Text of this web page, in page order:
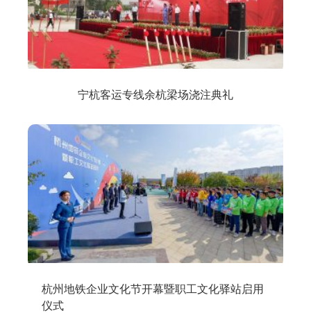
宁杭客运专线余杭梁场浇注典礼
杭州地铁企业文化节开幕暨职工文化驿站启用
仪式